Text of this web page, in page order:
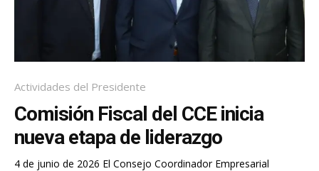
Actividades del Presidente
Comisión Fiscal del CCE inicia
nueva etapa de liderazgo
4 de junio de 2026 El Consejo Coordinador Empresarial